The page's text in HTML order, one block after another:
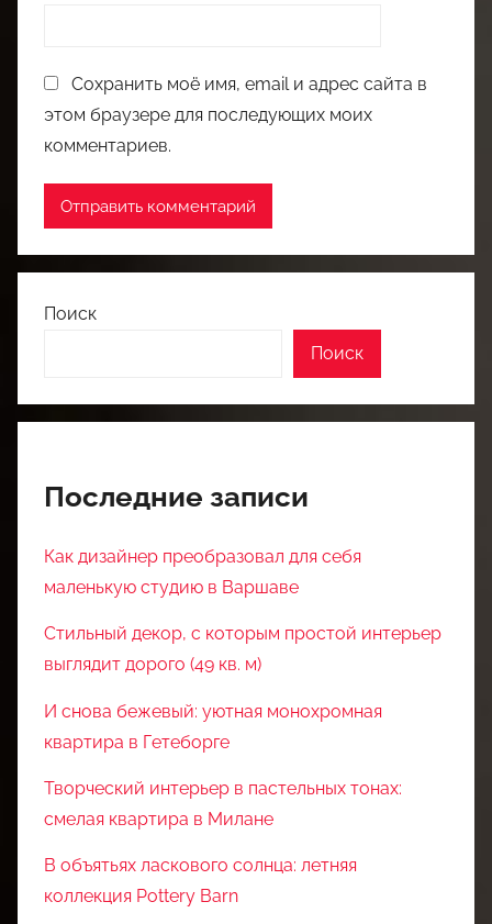
Сохранить моё имя, email и адрес сайта в
этом браузере для последующих моих
комментариев.
Поиск
Поиск
Последние записи
Как дизайнер преобразовал для себя
маленькую студию в Варшаве
Стильный декор, с которым простой интерьер
выглядит дорого (49 кв. м)
И снова бежевый: уютная монохромная
квартира в Гетеборге
Творческий интерьер в пастельных тонах:
смелая квартира в Милане
В объятьях ласкового солнца: летняя
коллекция Pottery Barn